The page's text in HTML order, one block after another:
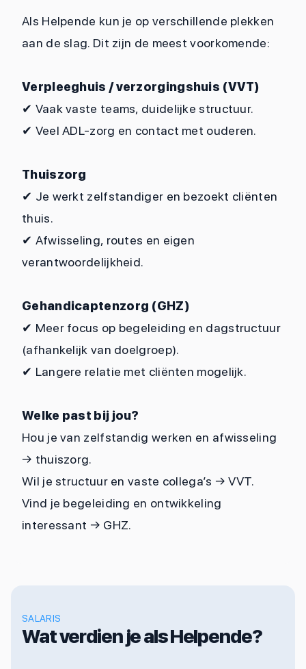
Als Helpende kun je op verschillende plekken
aan de slag. Dit zijn de meest voorkomende:
Verpleeghuis / verzorgingshuis (VVT)
✔ Vaak vaste teams, duidelijke structuur.
✔ Veel ADL-zorg en contact met ouderen.
Thuiszorg
✔ Je werkt zelfstandiger en bezoekt cliënten
thuis.
✔ Afwisseling, routes en eigen
verantwoordelijkheid.
Gehandicaptenzorg (GHZ)
✔ Meer focus op begeleiding en dagstructuur
(afhankelijk van doelgroep).
✔ Langere relatie met cliënten mogelijk.
Welke past bij jou?
Hou je van zelfstandig werken en afwisseling
→ thuiszorg.
Wil je structuur en vaste collega’s → VVT.
Vind je begeleiding en ontwikkeling
interessant → GHZ.
SALARIS
Wat verdien je als Helpende?